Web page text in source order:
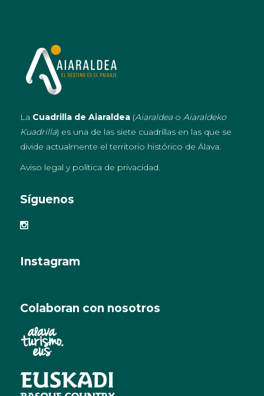
La Cuadrilla de Aiaraldea(Aiaraldeao Aiaraldeko
Kuadrilla) es una de las siete cuadrillas en las que se
divide actualmente el territorio histórico de Álava.
Aviso legal y política de privacidad.
Síguenos
Instagram
Colaboran con nosotros